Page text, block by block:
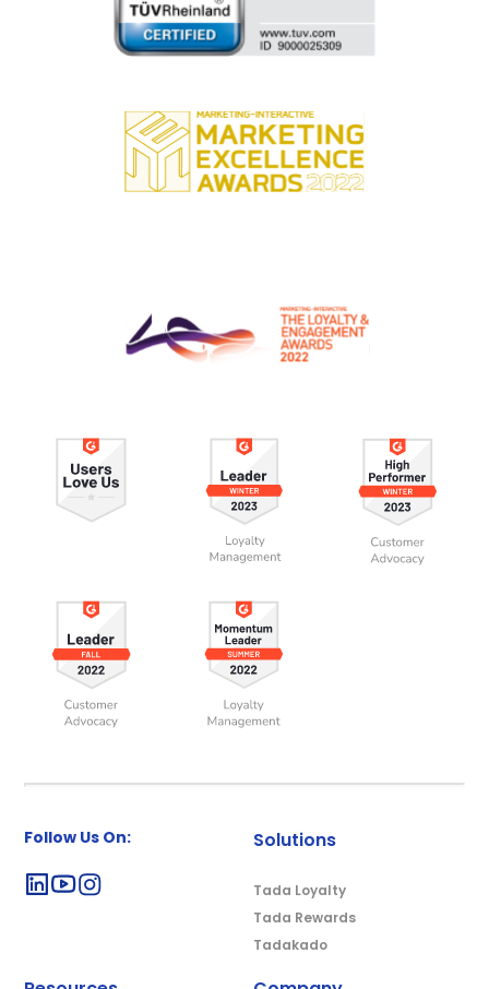
Follow Us On: Solutions
Tada Loyalty
Tada Rewards
Tadakado